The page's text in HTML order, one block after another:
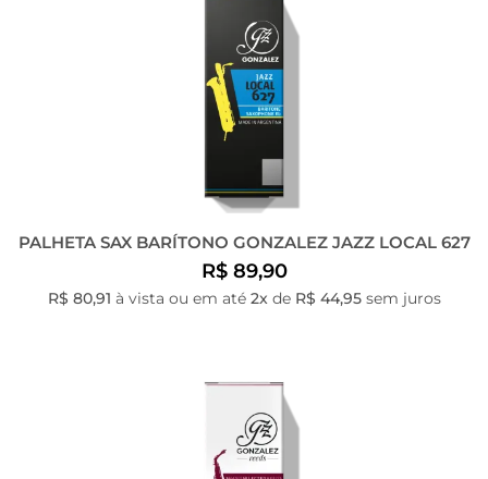
PALHETA SAX BARÍTONO GONZALEZ JAZZ LOCAL 627
R$ 89,90
R$ 80,91 à vista ou em até 2xde R$ 44,95sem juros